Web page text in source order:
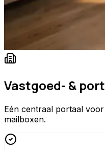
Vastgoed- &
Eén centraal portaal
mailboxen.